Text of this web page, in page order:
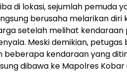
di lokasi, sejumlah pemuda
berusaha melarikan diri
setelah melihat
Meski demikian, petugas
beberapa kendaraan yang
dibawa ke Mapolres